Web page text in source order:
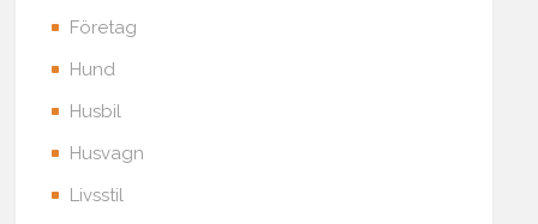
Företag
Hund
Husbil
Husvagn
Livsstil